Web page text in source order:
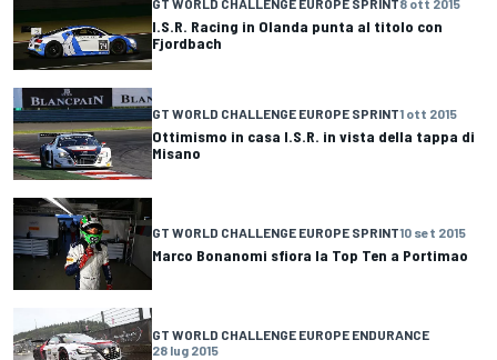
GT WORLD CHALLENGE EUROPE SPRINT8 ott 2015
I.S.R. Racing in Olanda punta al titolo con
Fjordbach
GT WORLD CHALLENGE EUROPE SPRINT1 ott 2015
Ottimismo in casa I.S.R. in vista della tappa di
Misano
GT WORLD CHALLENGE EUROPE SPRINT10 set 2015
Marco Bonanomi sfiora la Top Ten a Portimao
GT WORLD CHALLENGE EUROPE ENDURANCE
28 lug 2015